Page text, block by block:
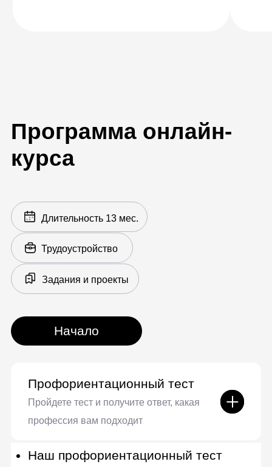
На выбор доступны основные
профессии: графический
дизайнер, веб-дизайнер, дизайнер
художник компьютерной графики и
Fashion-дизайнер.
Также на выбор доступны
дополнительные профессии из
других направлений: аналитика,
дизайн, маркетинг, кино, музыка и
игры — на тот случай, если
помимо IT вам понравится что-то
Профессии на выбор